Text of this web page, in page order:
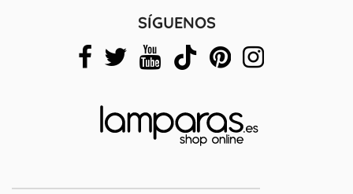
SÍGUENOS